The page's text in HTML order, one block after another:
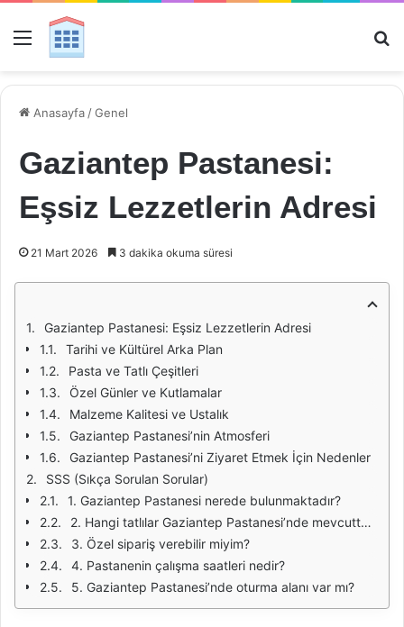
Menü
Anasayfa /Genel
Gaziantep Pastanesi:
Eşsiz Lezzetlerin Adresi
21 Mart 2026 3 dakika okuma süresi
Gaziantep Pastanesi: Eşsiz Lezzetlerin Adresi
Tarihi ve Kültürel Arka Plan
Pasta ve Tatlı Çeşitleri
Özel Günler ve Kutlamalar
Malzeme Kalitesi ve Ustalık
Gaziantep Pastanesi’nin Atmosferi
Gaziantep Pastanesi’ni Ziyaret Etmek İçin Nedenler
SSS (Sıkça Sorulan Sorular)
1. Gaziantep Pastanesi nerede bulunmaktadır?
2. Hangi tatlılar Gaziantep Pastanesi’nde mevcuttur?
3. Özel sipariş verebilir miyim?
4. Pastanenin çalışma saatleri nedir?
5. Gaziantep Pastanesi’nde oturma alanı var mı?